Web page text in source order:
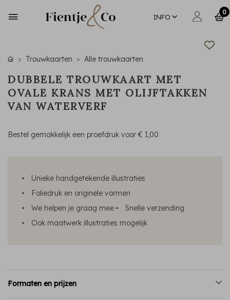
INFO
0
Trouwkaarten Alle trouwkaarten
DUBBELE TROUWKAART MET
OVALE KRANS MET OLIJFTAKKEN
VAN WATERVERF
Bestel gemakkelijk een proefdruk voor€ 1,00
Unieke handgetekende illustraties
Foliedruk en originele vormen
We helpen je graag mee
Snelle verzending
Ook maatwerk illustraties mogelijk
Formaten en prijzen